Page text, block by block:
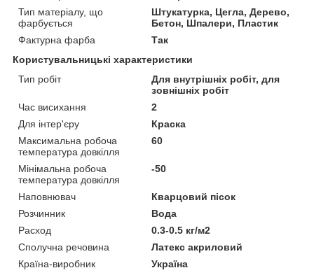
Тип матеріалу, що
фарбується
Штукатурка, Цегла, Дерево,
Бетон, Шпалери, Пластик
Фактурна фарба
Так
Користувальницькі характеристики
Тип робіт
Для внутрішніх робіт, для
зовнішніх робіт
Час висихання
2
Для інтер'єру
Краска
Максимальна робоча
температура довкілля
60
Мінімальна робоча
температура довкілля
-50
Наповнювач
Кварцовий пісок
Розчинник
Вода
Расход
0.3-0.5 кг/м2
Сполучна речовина
Латекс акриловий
Країна-виробник
Україна